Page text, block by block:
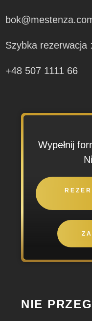
Szybka rezerwacja :
+48 507 1111 66
Wypełnij
NIE